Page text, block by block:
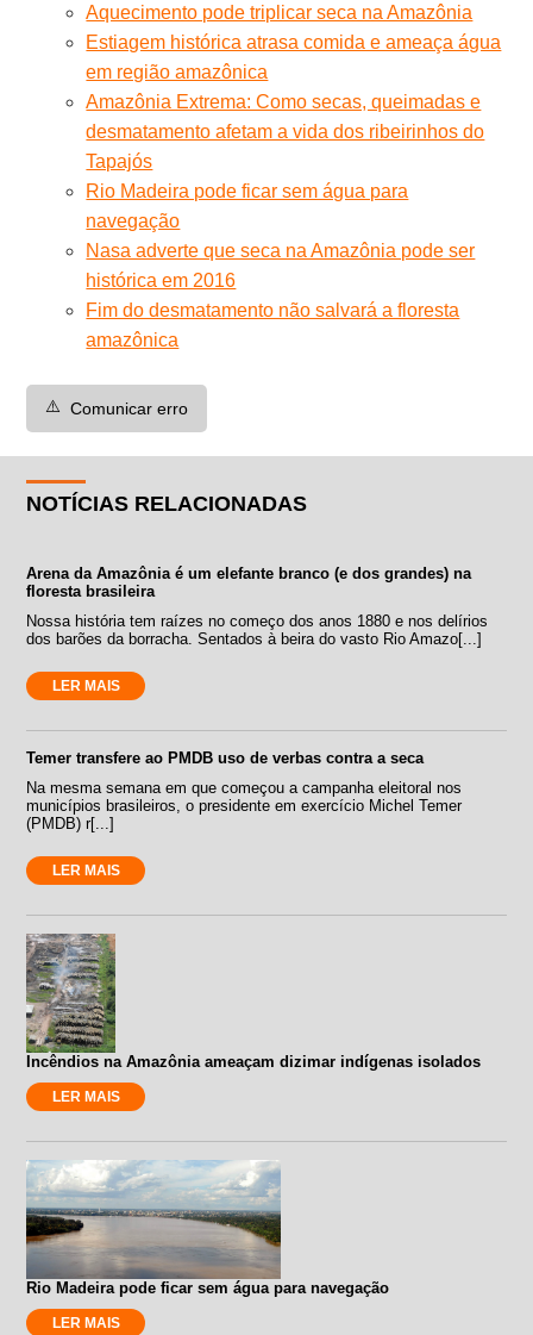
Aquecimento pode triplicar seca na Amazônia
Estiagem histórica atrasa comida e ameaça água
em região amazônica
Amazônia Extrema: Como secas, queimadas e
desmatamento afetam a vida dos ribeirinhos do
Tapajós
Rio Madeira pode ficar sem água para
navegação
Nasa adverte que seca na Amazônia pode ser
histórica em 2016
Fim do desmatamento não salvará a floresta
amazônica
⚠️ Comunicar erro
NOTÍCIAS RELACIONADAS
Arena da Amazônia é um elefante branco (e dos grandes) na
floresta brasileira
Nossa história tem raízes no começo dos anos 1880 e nos delírios
dos barões da borracha. Sentados à beira do vasto Rio Amazo[...]
LER MAIS
Temer transfere ao PMDB uso de verbas contra a seca
Na mesma semana em que começou a campanha eleitoral nos
municípios brasileiros, o presidente em exercício Michel Temer
(PMDB) r[...]
LER MAIS
Incêndios na Amazônia ameaçam dizimar indígenas isolados
LER MAIS
Rio Madeira pode ficar sem água para navegação
LER MAIS